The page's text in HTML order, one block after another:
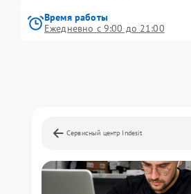
Время работы
Ежедневно с 9:00 до 21:00
Сервисный центр Indesit